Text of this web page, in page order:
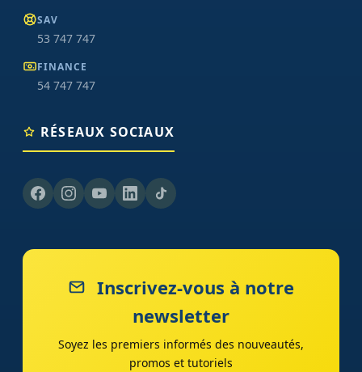
SAV
53 747 747
FINANCE
54 747 747
RÉSEAUX SOCIAUX
Inscrivez-vous à notre
newsletter
Soyez les premiers informés des nouveautés,
promos et tutoriels